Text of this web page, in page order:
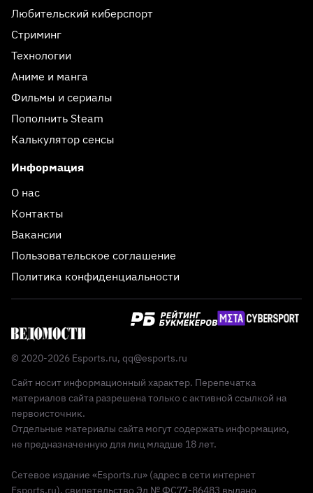
Любительский киберспорт
Стриминг
Технологии
Аниме и манга
Фильмы и сериалы
Пополнить Steam
Калькулятор сенсы
Информация
О нас
Контакты
Вакансии
Пользовательское соглашение
Политика конфиденциальности
© 2020-2026 Esports.ru, qq@esports.ru
Сайт носит информационный характер. Перепечатка
материалов сайта разрешена только с активной ссылкой на
первоисточник.
Отдельные материалы сайта могут содержать информацию,
не предназначенную для лиц младше 18 лет.
Сетевое издание «Esports.ru» (адрес в сети интернет
Esports.ru), свидетельство Эл № ФС77-86483 выдано